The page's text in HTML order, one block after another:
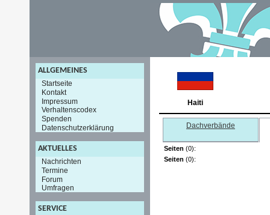
ALLGEMEINES
Startseite
Kontakt
Impressum
Verhaltenscodex
Spenden
Datenschutzerklärung
AKTUELLES
Nachrichten
Termine
Forum
Umfragen
SERVICE
Haiti
Dachverbände
Seiten (0):
Seiten (0):